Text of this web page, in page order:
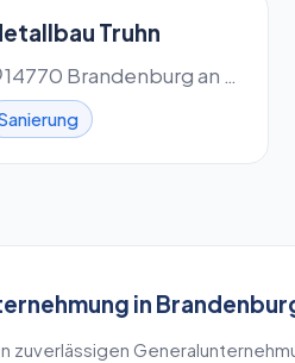
Truhn
14770 Brandenburg an der Havel
in
zuverlässigen